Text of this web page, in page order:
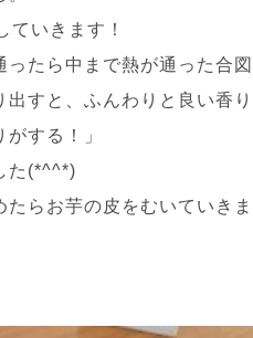
ていきます！
たら中まで熱が通った合図
すと、ふんわりと良い香り
がする！」
た(*^^*)
らお芋の皮をむいていきま